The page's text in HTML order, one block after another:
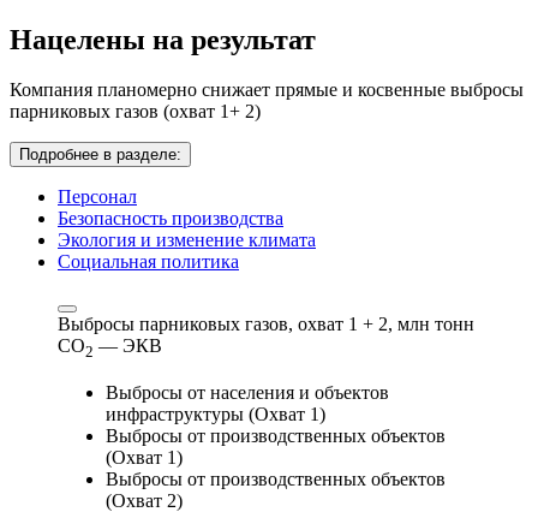
Нацелены на результат
Компания планомерно снижает прямые и косвенные выбросы
парниковых газов (охват 1+ 2)
Подробнее в разделе:
Персонал
Безопасность производства
Экология и изменение климата
Социальная политика
Выбросы парниковых газов, охват 1 + 2, млн тонн
СО2 — ЭКВ
Выбросы от населения и объектов
инфраструктуры (Охват 1)
Выбросы от производственных объектов
(Охват 1)
Выбросы от производственных объектов
(Охват 2)